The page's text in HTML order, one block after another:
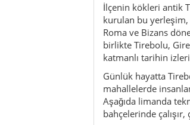
İlçenin kökleri antik
kurulan bu
Roma ve Bizans
birlikte Tirebolu,
katmanlı tarihin
Günlük hayatta
mahallelerde
Aşağıda limanda
bahçelerinde